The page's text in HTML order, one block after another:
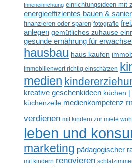
Inneneinrichtung einrichtungsideen mit
energieeffizientes bauen &
finanzieren oder sparen fotografie
anlegen gemütliches zuhause
gesunde ernährung für
hausbau haus kaufen
immobilienwert richtig einschätzen
medien
kreative geschenkideen küchen |
küchenzeile medienkompetenz
verdienen mit kindern zur miete
leben und
marketing pädagogischer
mit kindern renovieren